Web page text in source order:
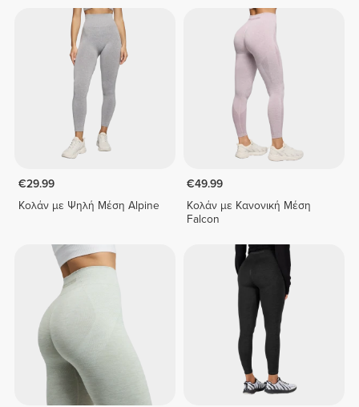
€29.99
Κολάν με Ψηλή Μέση Alpine
€49.99
Κολάν με Κανονική Μέση
Falcon